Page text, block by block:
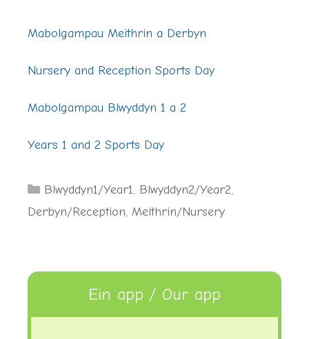
Mabolgampau Meithrin a Derbyn
Nursery and Reception Sports Day
Mabolgampau Blwyddyn 1 a 2
Years 1 and 2 Sports Day
Categories
Blwyddyn1/Year1, Blwyddyn2/Year2,
Derbyn/Reception, Meithrin/Nursery
Ein app / Our app